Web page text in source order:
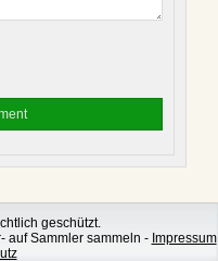
geschützt.
auf Sammler sammeln - Impressum